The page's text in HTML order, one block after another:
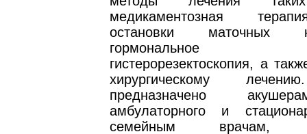
медикаментозная
остановки маточных
гормональное
гистерорезектоскопия, а
хирургическому
предназначено акушерам-
амбулаторного и
семейным врачам,